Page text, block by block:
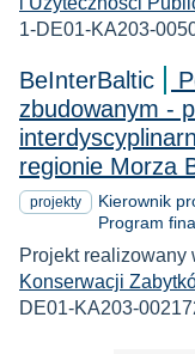
1-DE01-KA203-
BeInterBaltic
zbudowanym -
regionie Morza
projekty Kierownik
Program
Projekt realizowany
Konserwacji
DE01-KA203-